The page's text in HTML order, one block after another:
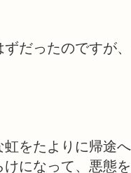
だったのですが
をたよりに帰途
になって、悪態